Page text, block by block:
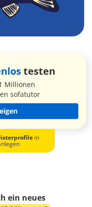
testen
Millionen
sofatutor
in
ein neues